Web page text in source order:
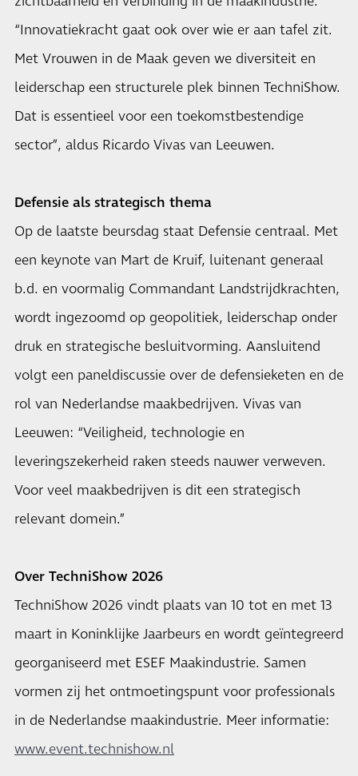
“Innovatiekracht gaat ook over wie er aan tafel zit.
Met Vrouwen in de Maak geven we diversiteit en
leiderschap een structurele plek binnen TechniShow.
Dat is essentieel voor een toekomstbestendige
sector”, aldus Ricardo Vivas van Leeuwen.
Defensie als strategisch thema
Op de laatste beursdag staat Defensie centraal. Met
een keynote van Mart de Kruif, luitenant generaal
b.d. en voormalig Commandant Landstrijdkrachten,
wordt ingezoomd op geopolitiek, leiderschap onder
druk en strategische besluitvorming. Aansluitend
volgt een paneldiscussie over de defensieketen en de
rol van Nederlandse maakbedrijven. Vivas van
Leeuwen: “Veiligheid, technologie en
leveringszekerheid raken steeds nauwer verweven.
Voor veel maakbedrijven is dit een strategisch
relevant domein.”
Over TechniShow 2026
TechniShow 2026 vindt plaats van 10 tot en met 13
maart in Koninklijke Jaarbeurs en wordt geïntegreerd
georganiseerd met ESEF Maakindustrie. Samen
vormen zij het ontmoetingspunt voor professionals
in de Nederlandse maakindustrie. Meer informatie:
www.event.technishow.nl